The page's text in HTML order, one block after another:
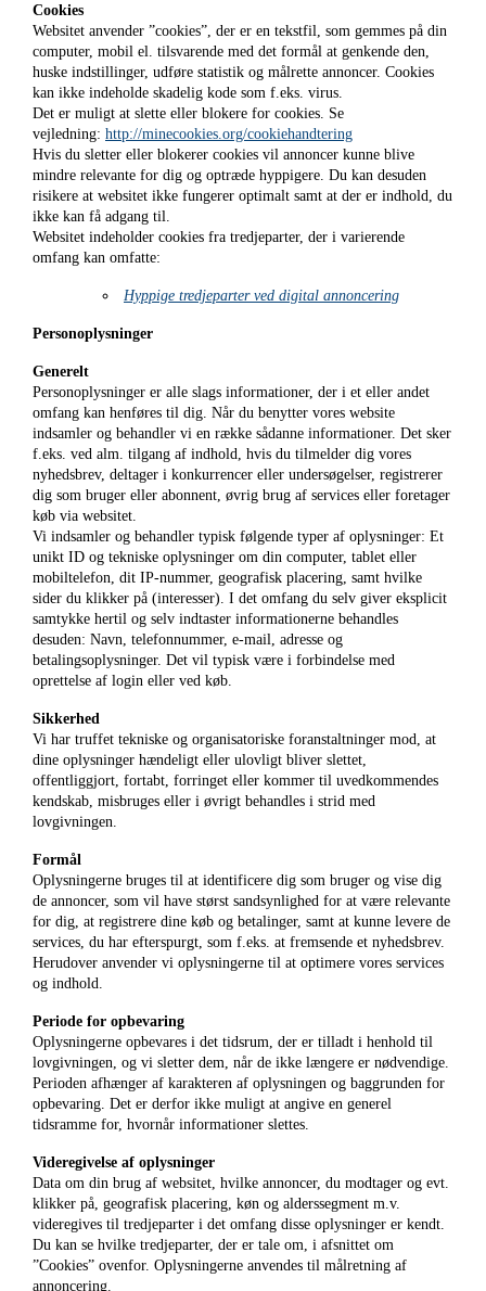
Cookies
Websitet anvender ”cookies”, der er en tekstfil, som gemmes på din
computer, mobil el. tilsvarende med det formål at genkende den,
huske indstillinger, udføre statistik og målrette annoncer. Cookies
kan ikke indeholde skadelig kode som f.eks. virus.
Det er muligt at slette eller blokere for cookies. Se
vejledning: http://minecookies.org/cookiehandtering
Hvis du sletter eller blokerer cookies vil annoncer kunne blive
mindre relevante for dig og optræde hyppigere. Du kan desuden
risikere at websitet ikke fungerer optimalt samt at der er indhold, du
ikke kan få adgang til.
Websitet indeholder cookies fra tredjeparter, der i varierende
omfang kan omfatte:
Hyppige tredjeparter ved digital annoncering
Personoplysninger
Generelt
Personoplysninger er alle slags informationer, der i et eller andet
omfang kan henføres til dig. Når du benytter vores website
indsamler og behandler vi en række sådanne informationer. Det sker
f.eks. ved alm. tilgang af indhold, hvis du tilmelder dig vores
nyhedsbrev, deltager i konkurrencer eller undersøgelser, registrerer
dig som bruger eller abonnent, øvrig brug af services eller foretager
køb via websitet.
Vi indsamler og behandler typisk følgende typer af oplysninger: Et
unikt ID og tekniske oplysninger om din computer, tablet eller
mobiltelefon, dit IP-nummer, geografisk placering, samt hvilke
sider du klikker på (interesser). I det omfang du selv giver eksplicit
samtykke hertil og selv indtaster informationerne behandles
desuden: Navn, telefonnummer, e-mail, adresse og
betalingsoplysninger. Det vil typisk være i forbindelse med
oprettelse af login eller ved køb.
Sikkerhed
Vi har truffet tekniske og organisatoriske foranstaltninger mod, at
dine oplysninger hændeligt eller ulovligt bliver slettet,
offentliggjort, fortabt, forringet eller kommer til uvedkommendes
kendskab, misbruges eller i øvrigt behandles i strid med
lovgivningen.
Formål
Oplysningerne bruges til at identificere dig som bruger og vise dig
de annoncer, som vil have størst sandsynlighed for at være relevante
for dig, at registrere dine køb og betalinger, samt at kunne levere de
services, du har efterspurgt, som f.eks. at fremsende et nyhedsbrev.
Herudover anvender vi oplysningerne til at optimere vores services
og indhold.
Periode for opbevaring
Oplysningerne opbevares i det tidsrum, der er tilladt i henhold til
lovgivningen, og vi sletter dem, når de ikke længere er nødvendige.
Perioden afhænger af karakteren af oplysningen og baggrunden for
opbevaring. Det er derfor ikke muligt at angive en generel
tidsramme for, hvornår informationer slettes.
Videregivelse af oplysninger
Data om din brug af websitet, hvilke annoncer, du modtager og evt.
klikker på, geografisk placering, køn og alderssegment m.v.
videregives til tredjeparter i det omfang disse oplysninger er kendt.
Du kan se hvilke tredjeparter, der er tale om, i afsnittet om
”Cookies” ovenfor. Oplysningerne anvendes til målretning af
annoncering.